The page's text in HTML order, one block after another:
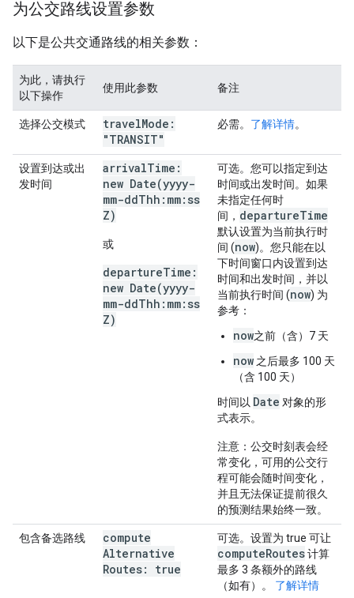
为公交路线设置参数
以下是公共交通路线的相关参数：
为此，请执行
以下操作
使用此参数 备注
选择公交模式 travelMode:
"TRANSIT"
必需。 了解详情。
设置到达或出
发时间
arrivalTime:
new Date(yyyy-
mm-ddThh:mm:ss
Z)
或
departureTime:
new Date(yyyy-
mm-ddThh:mm:ss
Z)
可选。您可以指定到达
时间或出发时间。如果
未指定任何时
间， departureTime
默认设置为当前执行时
间 (now)。您只能在以
下时间窗口内设置到达
时间和出发时间，并以
当前执行时间 (now) 为
参考：
now之前（含）7 天
now 之后最多 100 天
（含 100 天）
时间以 Date 对象的形
式表示。
注意：公交时刻表会经
常变化，可用的公交行
程可能会随时间变化，
并且无法保证提前很久
的预测结果始终一致。
包含备选路线
compute
Alternative
Routes: true
可选。设置为 true 可让
computeRoutes计算
最多 3 条额外的路线
（如有）。 了解详情